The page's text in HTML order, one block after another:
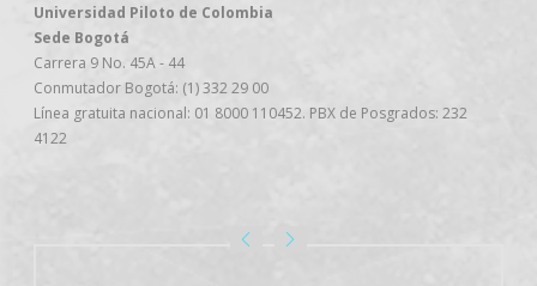
Universidad Piloto de Colombia
Sede Bogotá
Carrera 9 No. 45A - 44
Conmutador Bogotá: (1) 332 29 00
Línea gratuita nacional: 01 8000 110452. PBX de Posgrados: 232
4122